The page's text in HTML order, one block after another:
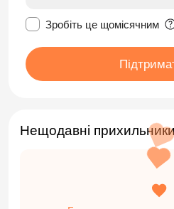
Зробіть це щомісячним
Нещодавні прихильники